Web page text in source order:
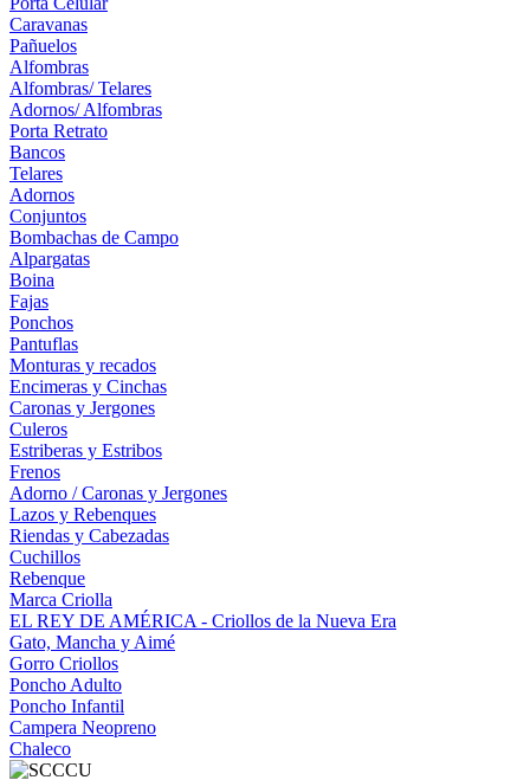
Caravanas
Pañuelos
Alfombras
Alfombras/ Telares
Adornos/ Alfombras
Porta Retrato
Bancos
Telares
Adornos
Conjuntos
Bombachas de Campo
Alpargatas
Boina
Fajas
Ponchos
Pantuflas
Monturas y recados
Encimeras y Cinchas
Caronas y Jergones
Culeros
Estriberas y Estribos
Frenos
Adorno / Caronas y Jergones
Lazos y Rebenques
Riendas y Cabezadas
Cuchillos
Rebenque
Marca Criolla
EL REY DE AMÉRICA - Criollos de la Nueva Era
Gato, Mancha y Aimé
Gorro Criollos
Poncho Adulto
Poncho Infantil
Campera Neopreno
Chaleco